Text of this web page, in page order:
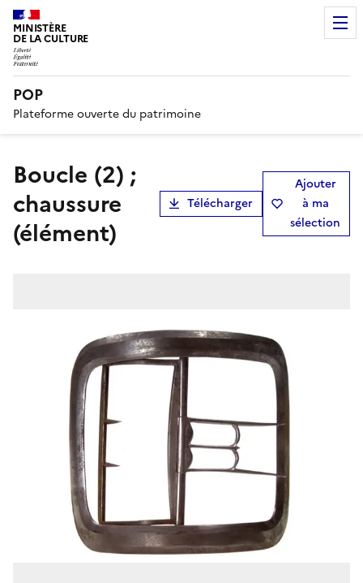
MINISTÈRE
DE LA CULTURE
POP
Plateforme ouverte du patrimoine
boucle (2) ;
chaussure
(élément)
Télécharger
Ajouter
à ma
sélection